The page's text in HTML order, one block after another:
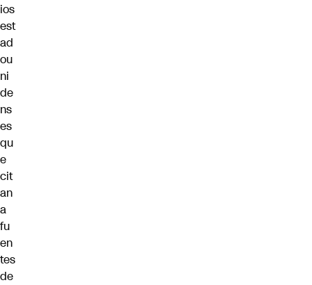
ios
est
ad
ou
ni
de
ns
es
qu
e
cit
an
a
fu
en
tes
de